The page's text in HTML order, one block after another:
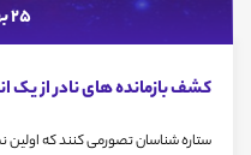
25 بهمن 1399
کشف بازمانده های نادر از یک
ستاره شناسان تصورمی کنند که اولین